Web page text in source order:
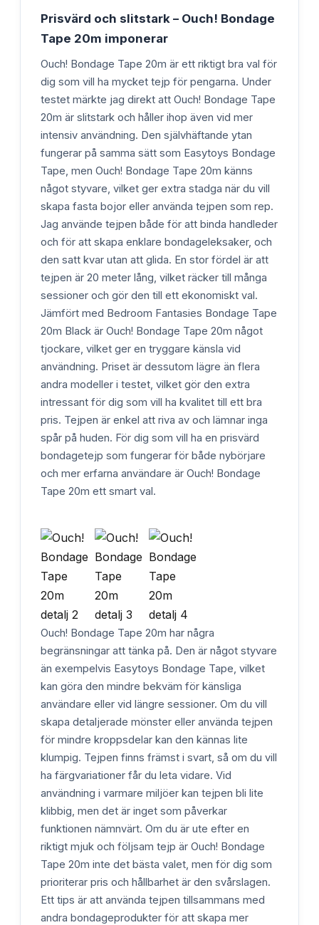
Prisvärd och slitstark – Ouch! Bondage
Tape 20m imponerar
Ouch! Bondage Tape 20m är ett riktigt bra val för
dig som vill ha mycket tejp för pengarna. Under
testet märkte jag direkt att Ouch! Bondage Tape
20m är slitstark och håller ihop även vid mer
intensiv användning. Den självhäftande ytan
fungerar på samma sätt som Easytoys Bondage
Tape, men Ouch! Bondage Tape 20m känns
något styvare, vilket ger extra stadga när du vill
skapa fasta bojor eller använda tejpen som rep.
Jag använde tejpen både för att binda handleder
och för att skapa enklare bondageleksaker, och
den satt kvar utan att glida. En stor fördel är att
tejpen är 20 meter lång, vilket räcker till många
sessioner och gör den till ett ekonomiskt val.
Jämfört med Bedroom Fantasies Bondage Tape
20m Black är Ouch! Bondage Tape 20m något
tjockare, vilket ger en tryggare känsla vid
användning. Priset är dessutom lägre än flera
andra modeller i testet, vilket gör den extra
intressant för dig som vill ha kvalitet till ett bra
pris. Tejpen är enkel att riva av och lämnar inga
spår på huden. För dig som vill ha en prisvärd
bondagetejp som fungerar för både nybörjare
och mer erfarna användare är Ouch! Bondage
Tape 20m ett smart val.
Ouch! Bondage Tape 20m har några
begränsningar att tänka på. Den är något styvare
än exempelvis Easytoys Bondage Tape, vilket
kan göra den mindre bekväm för känsliga
användare eller vid längre sessioner. Om du vill
skapa detaljerade mönster eller använda tejpen
för mindre kroppsdelar kan den kännas lite
klumpig. Tejpen finns främst i svart, så om du vill
ha färgvariationer får du leta vidare. Vid
användning i varmare miljöer kan tejpen bli lite
klibbig, men det är inget som påverkar
funktionen nämnvärt. Om du är ute efter en
riktigt mjuk och följsam tejp är Ouch! Bondage
Tape 20m inte det bästa valet, men för dig som
prioriterar pris och hållbarhet är den svårslagen.
Ett tips är att använda tejpen tillsammans med
andra bondageprodukter för att skapa mer